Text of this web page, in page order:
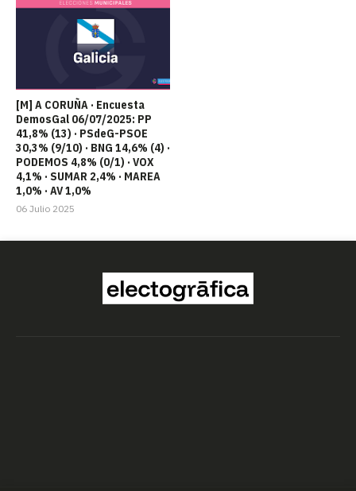
[M] A CORUÑA · Encuesta
DemosGal 06/07/2025: PP
41,8% (13) · PSdeG-PSOE
30,3% (9/10) · BNG 14,6% (4) ·
PODEMOS 4,8% (0/1) · VOX
4,1% · SUMAR 2,4% · MAREA
1,0% · AV 1,0%
06 Julio 2025